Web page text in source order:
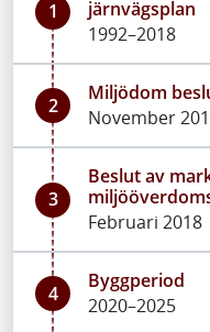
1
järnvägsplan
1992–2018
2
Miljödom
November
3
Beslut av
Februari 2018
4
Byggperiod
2020–2025